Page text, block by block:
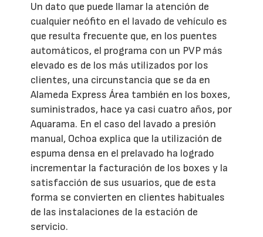
Un dato que puede llamar la atención de
cualquier neófito en el lavado de vehículo es
que resulta frecuente que, en los puentes
automáticos, el programa con un PVP más
elevado es de los más utilizados por los
clientes, una circunstancia que se da en
Alameda Express Área también en los boxes,
suministrados, hace ya casi cuatro años, por
Aquarama. En el caso del lavado a presión
manual, Ochoa explica que la utilización de
espuma densa en el prelavado ha logrado
incrementar la facturación de los boxes y la
satisfacción de sus usuarios, que de esta
forma se convierten en clientes habituales
de las instalaciones de la estación de
servicio.